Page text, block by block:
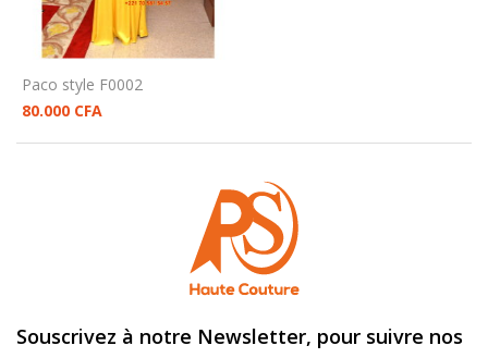
Paco style F0002
80.000 CFA
Souscrivez à notre Newsletter, pour suivre nos